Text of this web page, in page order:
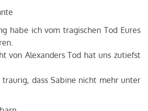
habe ich vom tragischen Tod Eures
von Alexanders Tod hat uns zutiefst
traurig, dass Sabine nicht mehr unter